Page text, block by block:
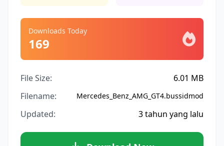
Downloads Today
169
File Size:
6.01 MB
Filename:
Mercedes_Benz_AMG_GT4.bussidmod
Updated: 3 tahun yang lalu